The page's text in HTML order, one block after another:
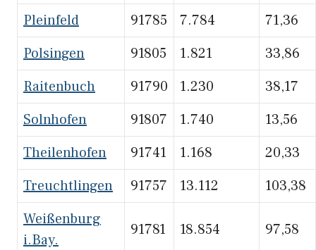
Pleinfeld
91785 7.784
71,36
Polsingen
91805 1.821
33,86
Raitenbuch
91790 1.230
38,17
Solnhofen
91807 1.740
13,56
Theilenhofen
91741 1.168
20,33
Treuchtlingen
91757 13.112
103,38
Weißenburg
i.Bay.
91781 18.854 97,58